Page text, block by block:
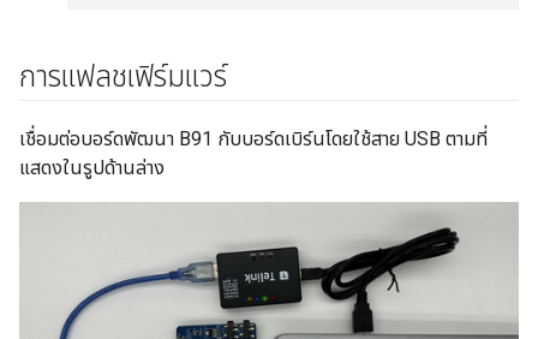
การแฟลชเฟิร์มแวร์
เชื่อมต่อบอร์ดพัฒนา B91 กับบอร์ดเบิร์นโดยใช้สาย USB ตามที่
แสดงในรูปด้านล่าง